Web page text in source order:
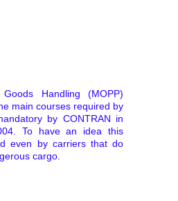
Handling (MOPP)
main courses required by
by CONTRAN in
To have an idea this
even by carriers that do
cargo.